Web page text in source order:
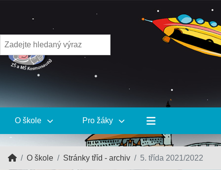
O škole Pro žáky
O škole Stránky tříd - archiv 5. třída 2021/2022